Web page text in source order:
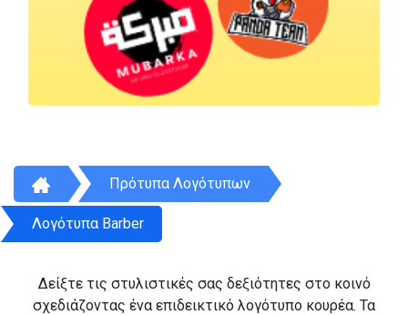
Πρότυπα Λογότυπων
Λογότυπα Barber
Δείξτε τις στυλιστικές σας δεξιότητες στο κοινό
σχεδιάζοντας ένα επιδεικτικό λογότυπο κουρέα. Τα